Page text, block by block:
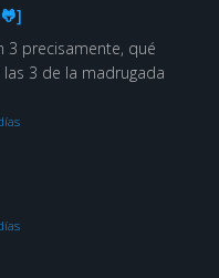
3 precisamente, qué
3 de la madrugada